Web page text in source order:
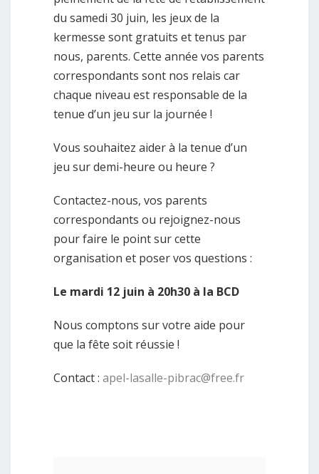
du samedi 30 juin, les jeux de la
kermesse sont gratuits et tenus par
nous, parents. Cette année vos parents
correspondants sont nos relais car
chaque niveau est responsable de la
tenue d’un jeu sur la journée !
Vous souhaitez aider à la tenue d’un
jeu sur demi-heure ou heure ?
Contactez-nous, vos parents
correspondants ou rejoignez-nous
pour faire le point sur cette
organisation et poser vos questions :
Le mardi 12 juin à 20h30 à la BCD
Nous comptons sur votre aide pour
que la fête soit réussie !
Contact : apel-lasalle-pibrac@free.fr